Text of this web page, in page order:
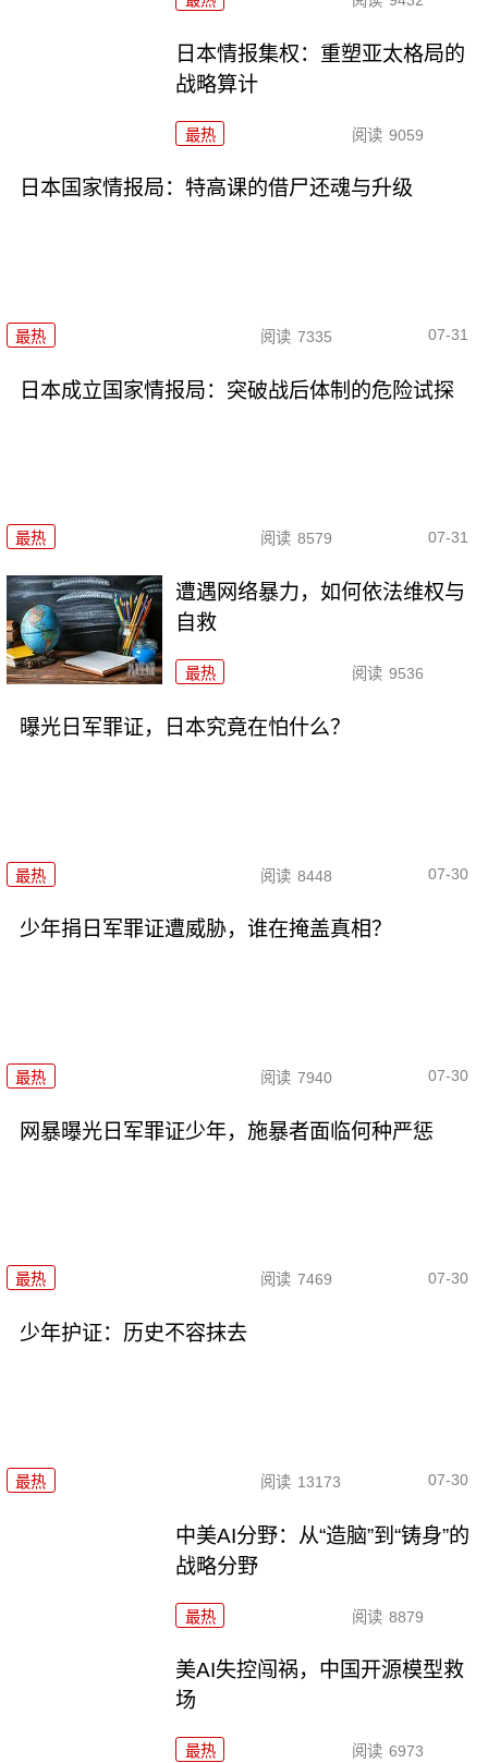
日本情报集权：重塑亚太格局的
战略算计
最热 阅读 9059
日本国家情报局：特高课的借尸还魂与升级
最热 阅读 7335 07-31
日本成立国家情报局：突破战后体制的危险试探
最热 阅读 8579 07-31
遭遇网络暴力，如何依法维权与
自救
最热 阅读 9536
曝光日军罪证，日本究竟在怕什么？
最热 阅读 8448 07-30
少年捐日军罪证遭威胁，谁在掩盖真相？
最热 阅读 7940 07-30
网暴曝光日军罪证少年，施暴者面临何种严惩
最热 阅读 7469 07-30
少年护证：历史不容抹去
最热 阅读 13173 07-30
中美AI分野：从“造脑”到“铸身”的
战略分野
最热 阅读 8879
美AI失控闯祸，中国开源模型救
场
最热 阅读 6973